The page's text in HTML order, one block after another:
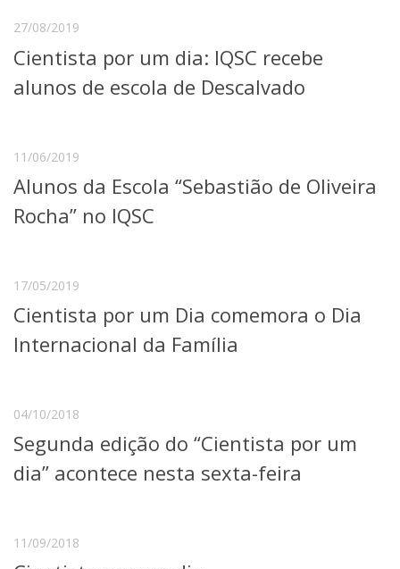
Transferência de Tecnologia
Extensão à Comunidade
Projetos, Programas e Cursos
Serviços
Bibliotecas
Apoio ao Estudante
Segurança, Trânsito e Prevenção
Comunicação
Assessorias e Mídias
Aplicativos e Sites
Jornal da USP
27/08/2019
Cientista por um dia: IQSC recebe
alunos de escola de Descalvado
11/06/2019
Alunos da Escola “Sebastião de Oliveira
Rocha” no IQSC
17/05/2019
Cientista por um Dia comemora o Dia
Internacional da Família
04/10/2018
Segunda edição do “Cientista por um
dia” acontece nesta sexta-feira
11/09/2018